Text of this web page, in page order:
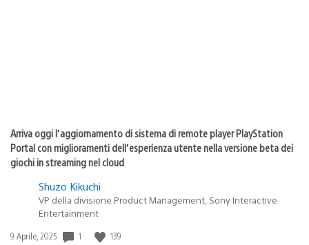
Arriva oggi l’aggiornamento di sistema di remote player PlayStation
Portal con miglioramenti dell’esperienza utente nella versione beta dei
giochi in streaming nel cloud
Shuzo Kikuchi
VP della divisione Product Management, Sony Interactive
Entertainment
Data
9 Aprile, 2025 1 139